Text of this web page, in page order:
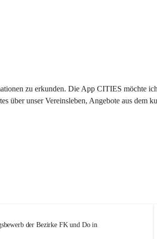
zu erkunden. Die App CITIES möchte
über unser Vereinsleben, Angebote aus dem
der Bezirke FK und Do in